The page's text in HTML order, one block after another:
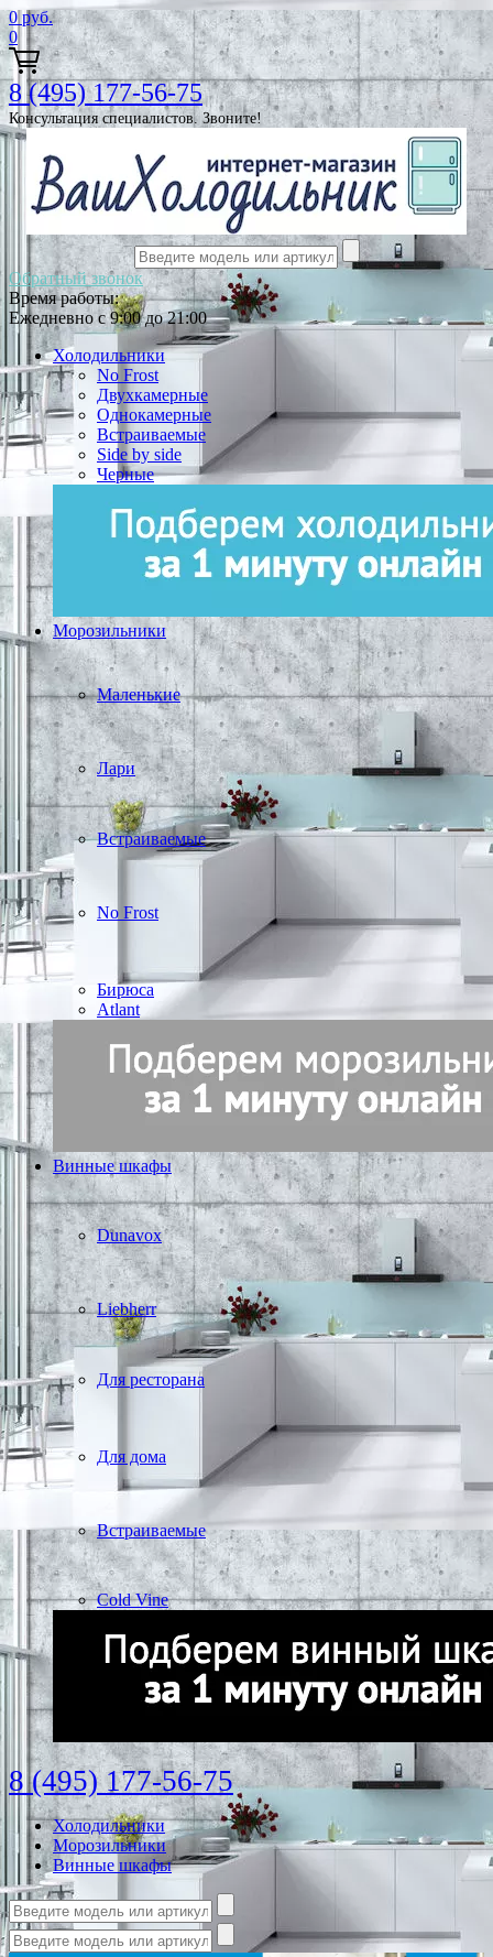
0 руб.
0
8 (495) 177-56-75
Консультация специалистов. Звоните!
Обратный звонок
Время работы:
Ежедневно с 9:00 до 21:00
Холодильники
No Frost
Двухкамерные
Однокамерные
Встраиваемые
Side by side
Черные
Морозильники
Маленькие
Лари
Встраиваемые
No Frost
Бирюса
Atlant
Винные шкафы
Dunavox
Liebherr
Для ресторана
Для дома
Встраиваемые
Cold Vine
8 (495) 177-56-75
Холодильники
Морозильники
Винные шкафы